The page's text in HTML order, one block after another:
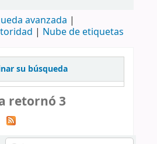
avanzada
Nube de etiquetas
su búsqueda
retornó 3